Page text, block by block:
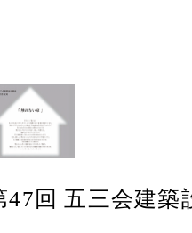
47回 五三会建築